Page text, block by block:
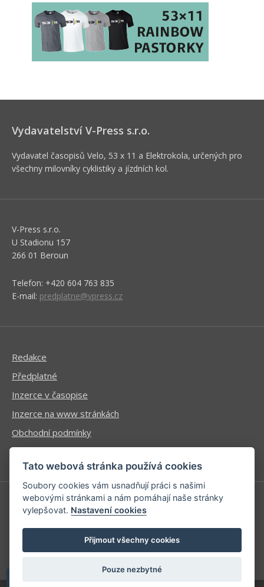
Vydavatelství V-Press s.r.o.
Vydavatel časopisů Velo, 53 x 11 a Elektrokola, určených pro
všechny milovníky cyklistiky a jízdních kol.
V-Press s.r.o.
U Stadionu 157
266 01 Beroun
Telefon: +420 604 763 835
E-mail: predplatne@vpress.cz
Redakce
Předplatné
Inzerce v časopise
Inzerce na www stránkách
Obchodní podmínky
Ochrana osobních údajů
Příhlášení | Registrace
Kontaktní informace
Mapa stránek
Tato webová stránka používá cookies
Soubory cookies vám usnadňují práci s našimi
webovými stránkami a nám pomáhají naše stránky
vylepšovat. Nastavení cookies
Přijmout všechny cookies
Pouze nezbytné